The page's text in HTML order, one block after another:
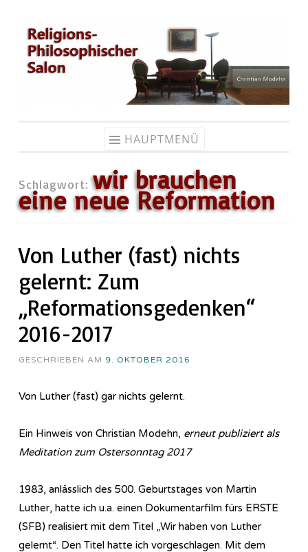
Zum
Inhalt
springen
HAUPTMENÜ
Schlagwort:wir brauchen
eine neue Reformation
Von Luther (fast) nichts
gelernt: Zum
„Reformationsgedenken“
2016-2017
GESCHRIEBEN AM 9. OKTOBER 2016
Von Luther (fast) gar nichts gelernt.
Ein Hinweis von Christian Modehn, erneut publiziert als
Meditation zum Ostersonntag 2017
1983, anlässlich des 500. Geburtstages von Martin
Luther, hatte ich u.a. einen Dokumentarfilm fürs ERSTE
(SFB) realisiert mit dem Titel „Wir haben von Luther
gelernt“. Den Titel hatte ich vorgeschlagen. Mit dem